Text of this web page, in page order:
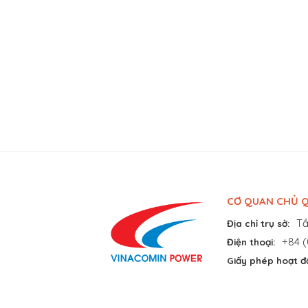
CƠ QUAN CHỦ
Địa chỉ trụ sở:
Điện thoại: +84
Giấy phép hoạt